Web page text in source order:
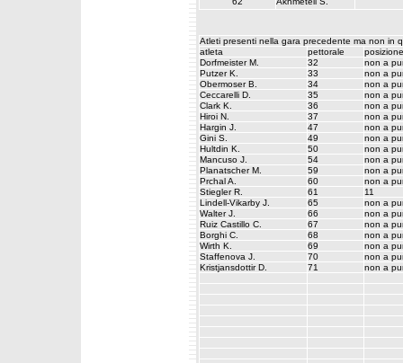
Atleti presenti nella gara precedente ma non in
atleta
pettorale
posizione
Dorfmeister M.
32
non a
Putzer K.
33
non a
Obermoser B.
34
non a
Ceccarelli D.
35
non a
Clark K.
36
non a
Hiroi N.
37
non a
Hargin J.
47
non a
Gini S.
49
non a
Hultdin K.
50
non a
Mancuso J.
54
non a
Planatscher M.
59
non a
Prchal A.
60
non a
Stiegler R.
61
11
Lindell-Vikarby J.
65
non a
Walter J.
66
non a
Ruiz Castillo C.
67
non a
Borghi C.
68
non a
Wirth K.
69
non a
Staffenova J.
70
non a
Kristjansdottir D.
71 non a